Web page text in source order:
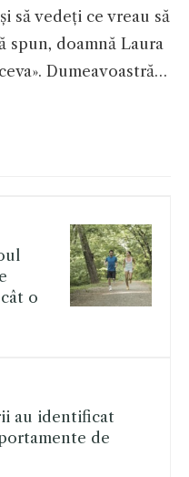
să vedeți ce vreau să
spun, doamnă Laura
Dumeavoastră…
o
au identificat
de